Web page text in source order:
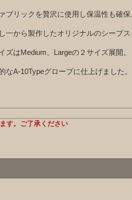
リックを贅沢に使用し保温性も確保
から製作したオリジナルのシープス
はMedium、Largeの２サイズ展開。
A-10Typeグローブに仕上げました。
す。ご了承ください